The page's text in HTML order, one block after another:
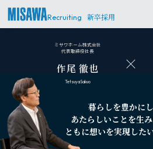
Recruiting 新卒採用
ミサワホーム株式会社
代表取締役社長
作尾 徹也
Tetsuya Sakuo
×
暮らしを豊かにし
あたらしいことを生み
ともに想いを実現したい